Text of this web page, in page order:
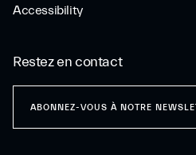
Accessibility
Restez en contact
ABONNEZ-VOUS À NOTRE